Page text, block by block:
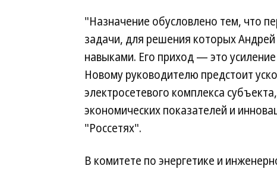
"Назначение обусловлено тем, что
задачи, для решения которых
навыками. Его приход — это
Новому руководителю предстоит
электросетевого комплекса
экономических показателей и
"Россетях".
В комитете по энергетике и